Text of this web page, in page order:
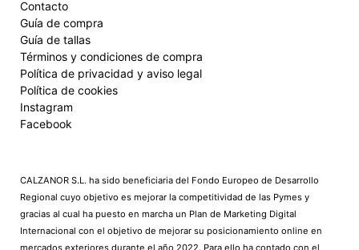
Contacto
Guía de compra
Guía de tallas
Términos y condiciones de compra
Política de privacidad y aviso legal
Política de cookies
Instagram
Facebook
CALZANOR S.L. ha sido beneficiaria del Fondo Europeo de Desarrollo
Regional cuyo objetivo es mejorar la competitividad de las Pymes y
gracias al cual ha puesto en marcha un Plan de Marketing Digital
Internacional con el objetivo de mejorar su posicionamiento online en
mercados exteriores durante el año 2022. Para ello ha contado con el